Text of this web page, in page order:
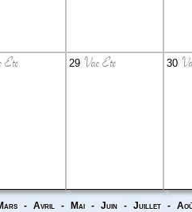
Eté 29 Vac Eté 30
- Avril - Mai - Juin - Juillet -